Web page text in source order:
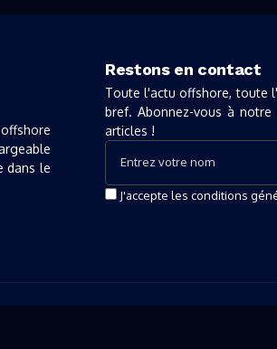
dans le
Restons en contact
Toute l'actu offshore, toute
bref. Abonnez-vous à
articles !
J'accepte les conditions